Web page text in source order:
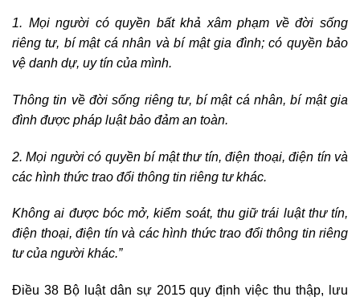
1. Mọi người có quyền bất khả xâm phạm về đời sống
riêng tư, bí mật cá nhân và bí mật gia đình; có quyền bảo
vệ danh dự, uy tín của mình.
Thông tin về đời sống riêng tư, bí mật cá nhân, bí mật gia
đình được pháp luật bảo đảm an toàn.
2. Mọi người có quyền bí mật thư tín, điện thoại, điện tín và
các hình thức trao đổi thông tin riêng tư khác.
Không ai được bóc mở, kiểm soát, thu giữ trái luật thư tín,
điện thoại, điện tín và các hình thức trao đổi thông tin riêng
tư của người khác.”
Điều 38 Bộ luật dân sự 2015 quy định việc thu thập, lưu